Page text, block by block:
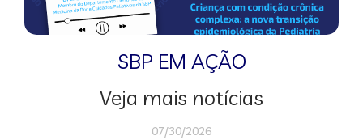
SBP EM AÇÃO
Veja mais notícias
07/30/2026